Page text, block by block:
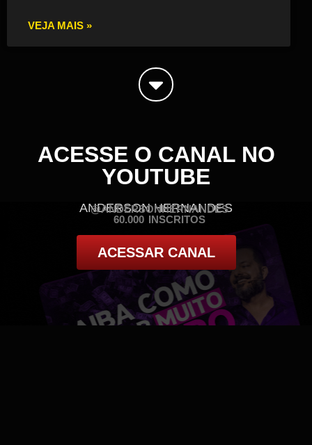
VEJA MAIS »
ACESSE O CANAL NO
YOUTUBE
ANDERSON HERNANDES
@ANDERSONHERNANDES
60.000 INSCRITOS
ACESSAR CANAL